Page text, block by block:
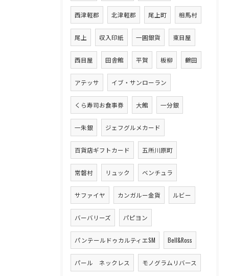
西津軽郡 北津軽郡 尾上町 相馬村
尾上 収入印紙 一圓銀貨 東目屋
西目屋 田舎館 平賀 板柳 鶴田
アテッサ イブ・サンローラン
くら寿司お食事券 大館 一分銀
一朱銀 ジェフグルメカード
百貨店ギフトカード 五所川原町
常磐村 リュック ベンチュラ
サファイヤ カンガルー金貨 ルビー
バーバリーズ パピヨン
パンテールドゥカルティエSM Bell&Ross
パール ネックレス モノグラムリバース